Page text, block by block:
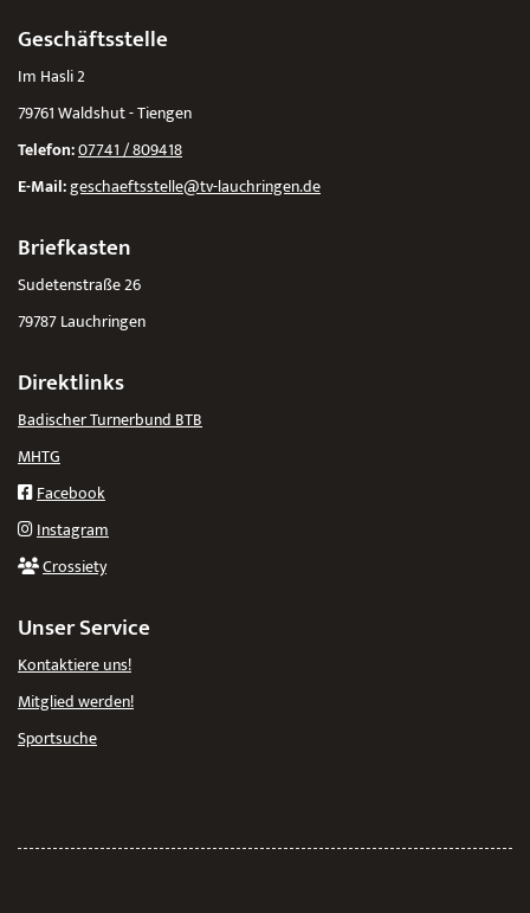
Geschäftsstelle
Im Hasli 2
79761 Waldshut - Tiengen
Telefon:07741 / 809418
E-Mail:geschaeftsstelle@tv-lauchringen.de
Briefkasten
Sudetenstraße 26
79787 Lauchringen
Direktlinks
Badischer Turnerbund BTB
MHTG
Facebook
Instagram
Crossiety
Unser Service
Kontaktiere uns!
Mitglied werden!
Sportsuche